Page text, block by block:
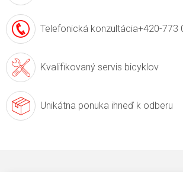
Telefonická konzultácia+420-773
Kvalifikovaný servis bicyklov
Unikátna ponuka ihneď k odberu